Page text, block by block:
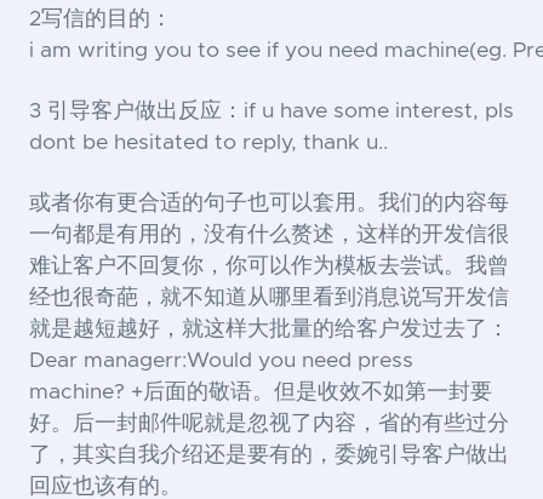
2写信的目的：
i am writing you to see if you need machine(eg.
3 引导客户做出反应： if u have some interest, pls
dont be hesitated to reply, thank u..
或者你有更合适的句子也可以套用。我们的内容每
一句都是有用的，没有什么赘述，这样的开发信很
难让客户不回复你，你可以作为模板去尝试。我曾
经也很奇葩，就不知道从哪里看到消息说写开发信
就是越短越好，就这样大批量的给客户发过去了：
Dear managerr:Would you need press
machine? +后面的敬语。但是收效不如第一封要
好。后一封邮件呢就是忽视了内容，省的有些过分
了，其实自我介绍还是要有的，委婉引导客户做出
回应也该有的。